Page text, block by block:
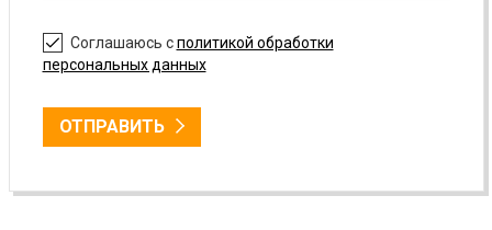
Соглашаюсь сполитикой обработки
персональных данных
ОТПРАВИТЬ